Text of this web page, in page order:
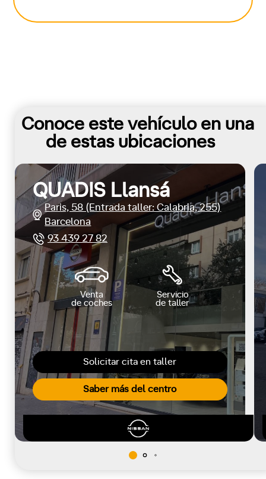
Conoce este vehículo en una
de estas ubicaciones
Solicitar cita en taller
Saber más del centro
QUADIS Llansá
Paris, 58 (Entrada taller: Calabria, 255)
Barcelona
93 439 27 82
Venta
de coches
Servicio
de taller